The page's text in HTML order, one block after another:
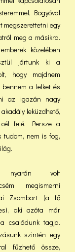
Bogyóval
megszerettetni egy
meg a másikra.
közelében
jártunk ki a
hogy majdnem
a lelket és
az igazán nagy
leküzdhető,
felé. Persze a
tudom, nem is fog,
nyarán volt
megismerni
Zsombort (a fő
aki azóta már
családunk tagja.
szintén egy
fűzhető össze,